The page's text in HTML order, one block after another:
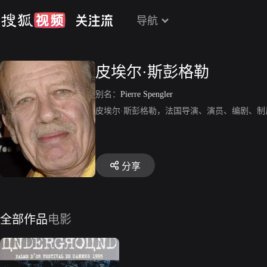
导航
皮埃尔·斯彭格勒
别名： Pierre Spengler
皮埃尔·斯彭格勒，法国导演、演员、编剧、
分享
全部作品电影